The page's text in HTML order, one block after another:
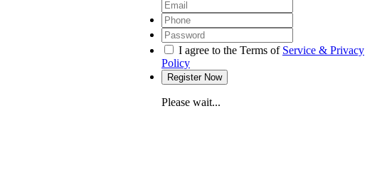
I agree to the Terms of Service & Privacy
Policy
Please wait...